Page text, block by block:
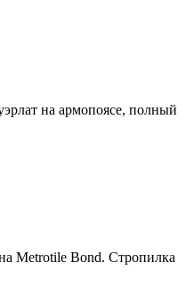
на армопоясе, полный
Metrotile Bond. Стропилка